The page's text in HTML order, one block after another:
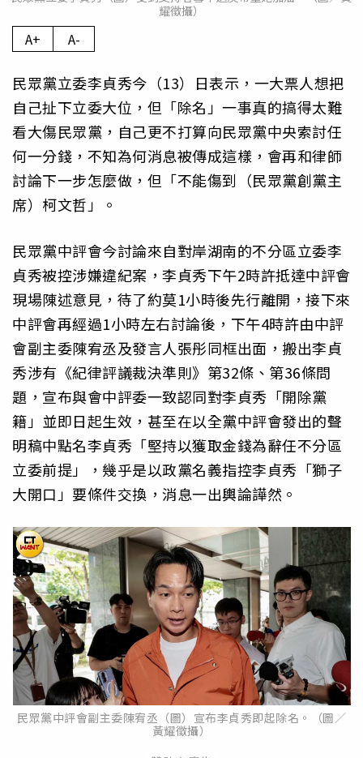
耀徵攝）
A+ A-
民眾黨立委李貞秀今（13）日表示，一大票人想把
自己扯下立委大位，但「除名」一事真的搞得太難
看大傷民眾黨，自己更不打算向民眾黨中央索討任
何一分錢，不知為何消息被傳成這樣，會再和律師
討論下一步怎麼做，但「不能傷到（民眾黨創黨主
席）柯文哲」。
民眾黨中評會今討論來自對岸湖南的不分區立委李
貞秀被控涉嫌違紀案，李貞秀下午2時許抵達中評會
現場陳述意見，待了約莫1小時後先行離開，接下來
中評會再經過1小時左右討論後，下午4時許由中評
會副主委陳宥丞及發言人張彤同框出面，搬出李貞
秀涉有《紀律評議裁決準則》第32條、第36條問
題，宣布與會中評委一致認同對李貞秀「開除黨
籍」並即日起生效，甚至在以全黨中評會發出的聲
明稿中點名李貞秀「堅持以獲取金錢為辭任不分區
立委前提」，幾乎是以政黨名義指控李貞秀「獅子
大開口」要條件交換，消息一出輿論譁然。
民眾黨中評會副主委陳宥丞（圖）宣布李貞秀即起除名。（圖／
黃耀徵攝）